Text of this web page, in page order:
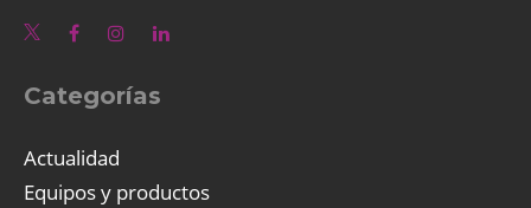
Categorías
Actualidad
Equipos y productos